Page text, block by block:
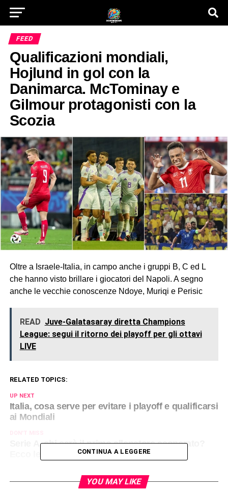
FEED
Qualificazioni mondiali,
Hojlund in gol con la
Danimarca. McTominay e
Gilmour protagonisti con la
Scozia
Oltre a Israele-Italia, in campo anche i gruppi B, C ed L
che hanno visto brillare i giocatori del Napoli. A segno
anche le vecchie conoscenze Ndoye, Muriqi e Perisic
READ Juve-Galatasaray diretta Champions
League: segui il ritorno dei playoff per gli ottavi
LIVE
RELATED TOPICS:
UP NEXT
Italia, cosa serve per evitare i playoff e qualificarsi
ai Mondiali
Serie A, chi sarà il primo allenatore esonerato?
CONTINUA A LEGGERE
YOU MAY LIKE